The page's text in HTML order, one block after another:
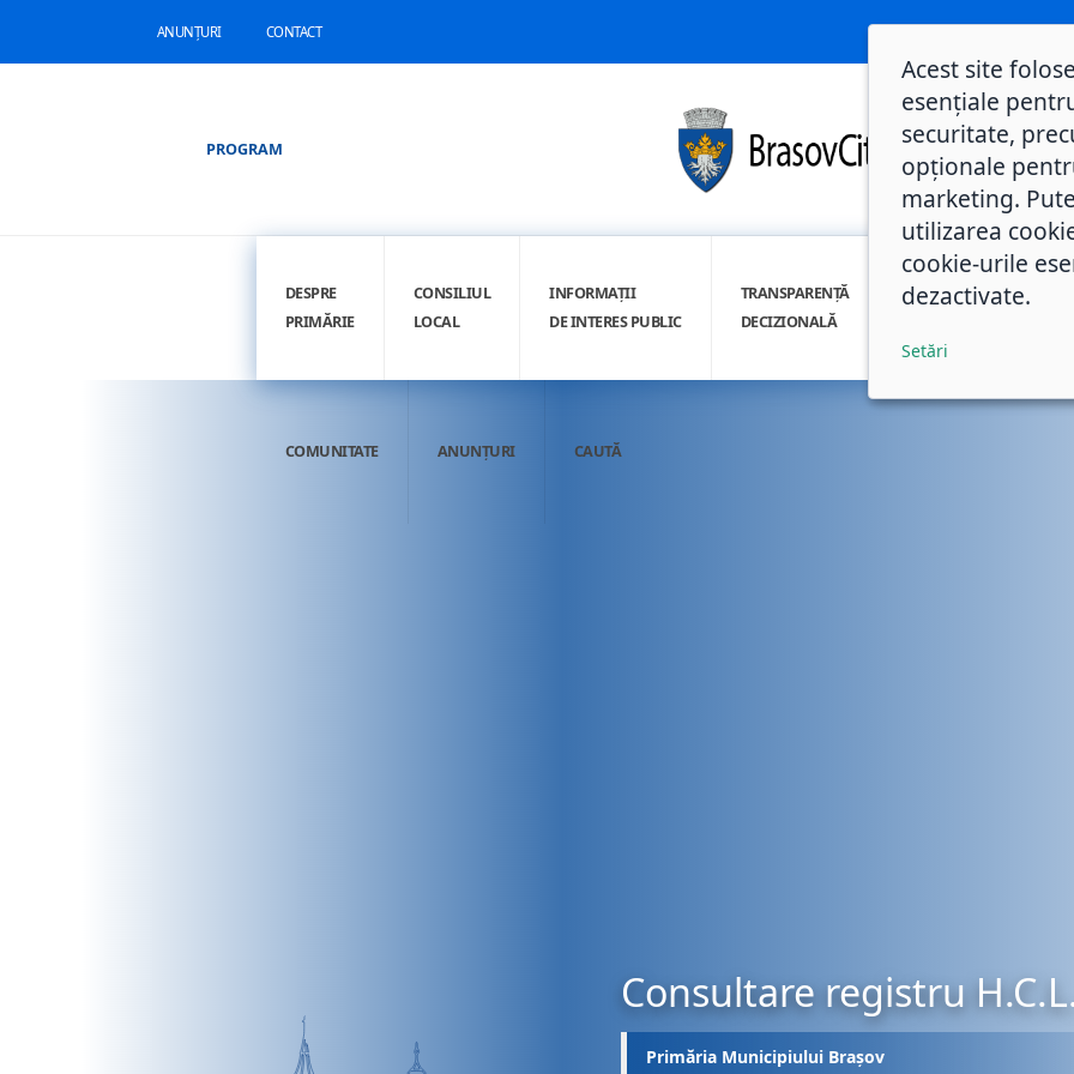
ANUNȚURI CONTACT
PROGRAM
DESPRE
PRIMĂRIE
CONSILIUL
LOCAL
INFORMAȚII
DE INTERES PUBLIC
TRANSPARENȚĂ
DECIZIONALĂ
INTEGRITATE
COMUNITATE ANUNȚURI CAUTĂ
Consultare registru
Primăria Municipiului Brașov
Acest site
esențiale
securitate,
opționale
marketing.
utilizarea
cookie-urile
dezactivate.
Setări